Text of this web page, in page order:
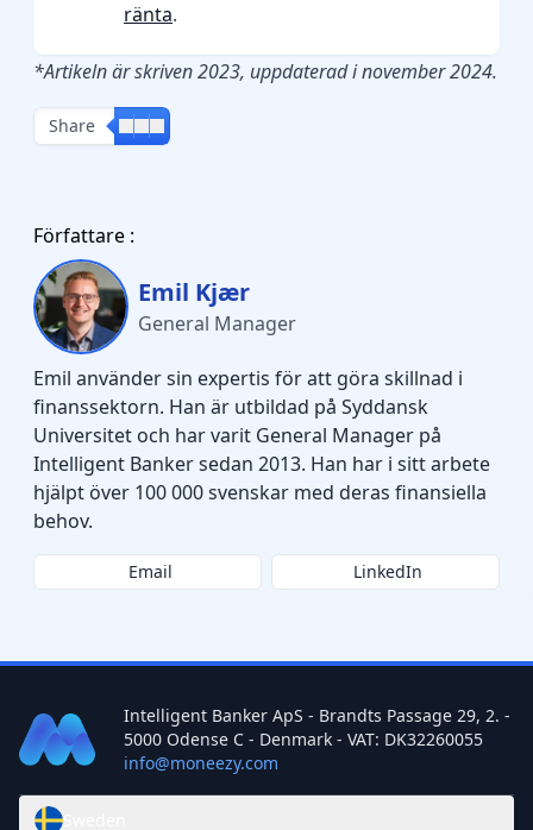
ränta.
*Artikeln är skriven 2023, uppdaterad i november 2024.
Share
Författare :
Emil Kjær
General Manager
Emil använder sin expertis för att göra skillnad i
finanssektorn. Han är utbildad på Syddansk
Universitet och har varit General Manager på
Intelligent Banker sedan 2013. Han har i sitt arbete
hjälpt över 100 000 svenskar med deras finansiella
behov.
Email LinkedIn
Intelligent Banker ApS - Brandts Passage 29, 2. -
5000 Odense C - Denmark - VAT: DK32260055
info@moneezy.com